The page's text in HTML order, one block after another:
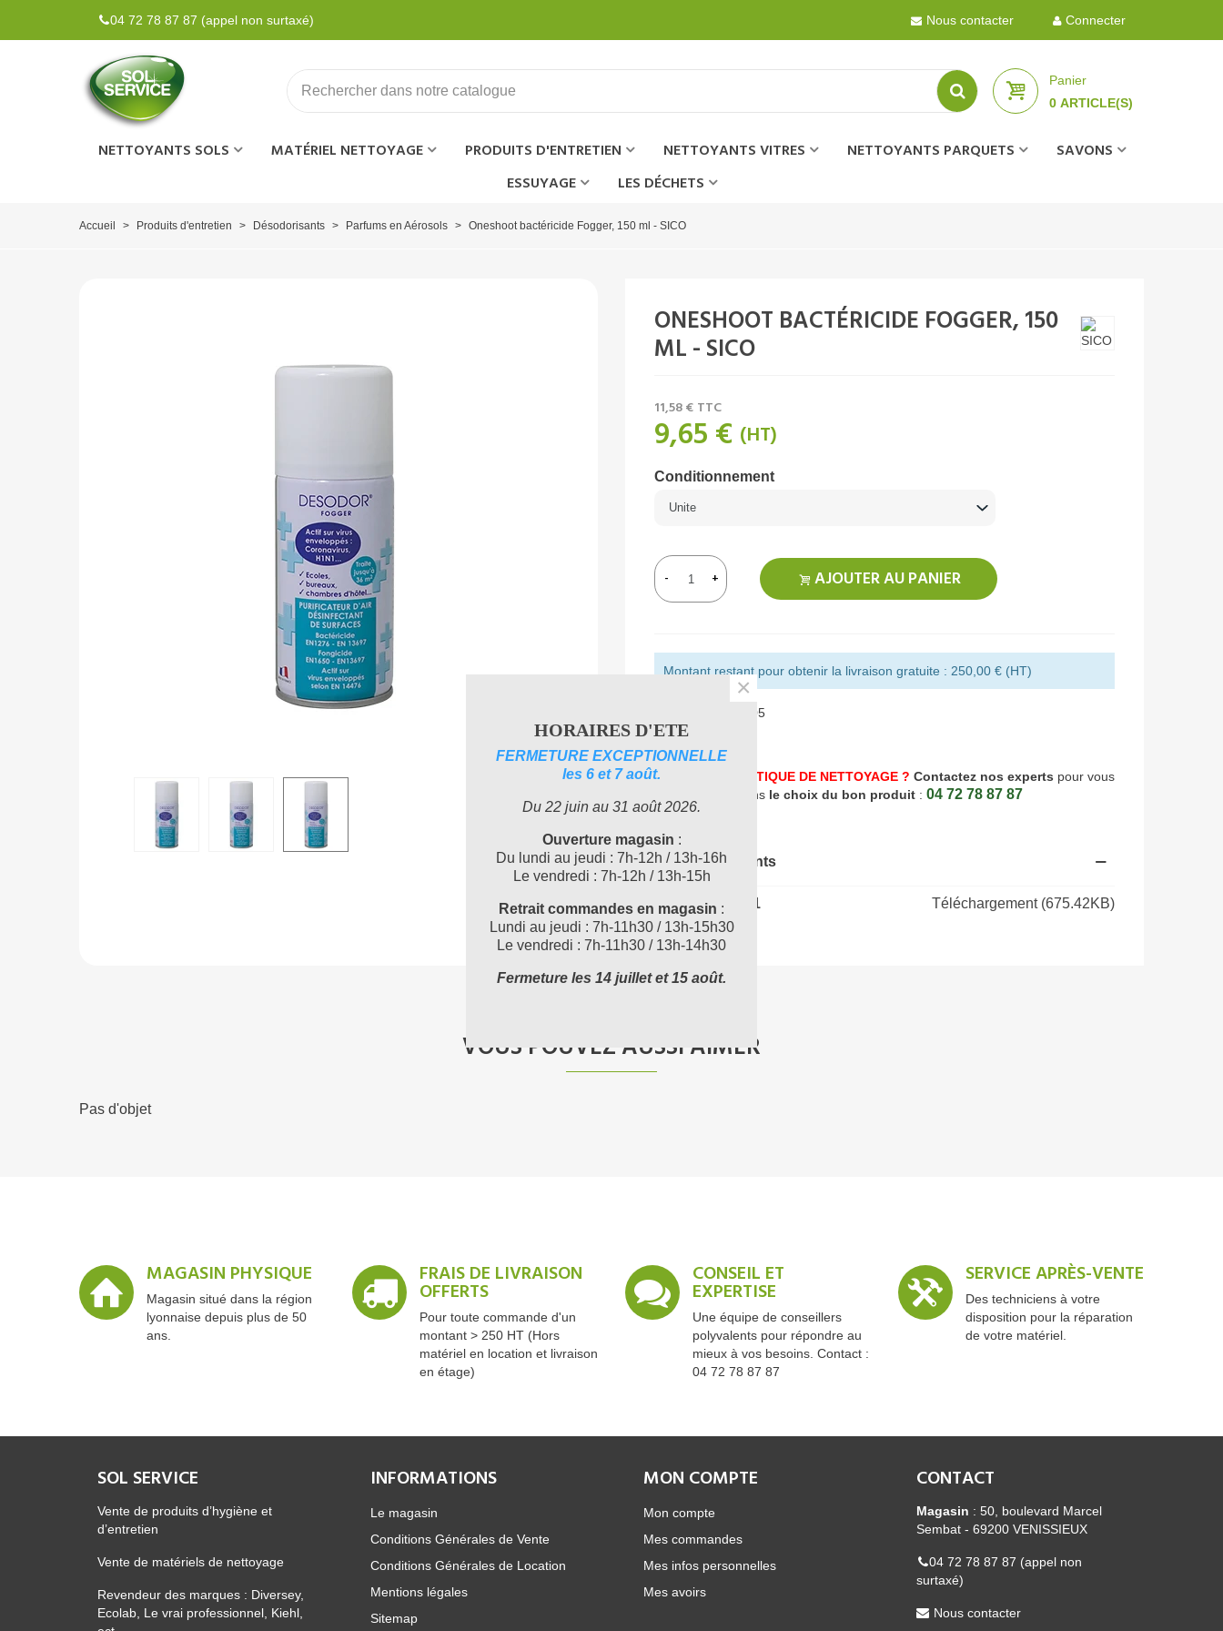
04 72 78 87 87 (appel non surtaxé) Nous contacter Connecter
Panier
0 ARTICLE(S)
NETTOYANTS SOLS MATÉRIEL NETTOYAGE PRODUITS D'ENTRETIEN NETTOYANTS VITRES NETTOYANTS PARQUETS
SAVONS
ESSUYAGE
LES DÉCHETS
Accueil > Produits d'entretien > Désodorisants > Parfums en Aérosols > Oneshoot bactéricide Fogger, 150 ml - SICO
ONESHOOT BACTÉRICIDE FOGGER, 150
ML - SICO
11,58 € TTC
9,65 € (HT)
Conditionnement
- + AJOUTER AU PANIER
Montant restant pour obtenir la livraison gratuite : 250,00 € (HT)
102605
Aimer
UNE PROBLEMATIQUE DE NETTOYAGE ? Contactez nos experts pour vous
accompagner dans le choix du bon produit : 04 72 78 87 87
Documents joints
102605_FT1 Téléchargement (675.42KB)
VOUS POUVEZ AUSSI AIMER
Pas d'objet
MAGASIN PHYSIQUE
Magasin situé dans la région
lyonnaise depuis plus de 50
ans.
FRAIS DE LIVRAISON
OFFERTS
Pour toute commande d'un
montant > 250 HT (Hors
matériel en location et livraison
en étage)
CONSEIL ET
EXPERTISE
Une équipe de conseillers
polyvalents pour répondre au
mieux à vos besoins. Contact :
04 72 78 87 87
SERVICE APRÈS-VENTE
Des techniciens à votre
disposition pour la réparation
de votre matériel.
INFORMATIONS
Le magasin
Conditions Générales de Vente
Conditions Générales de Location
Mentions légales
Sitemap
MON COMPTE
Mon compte
Mes commandes
Mes infos personnelles
Mes avoirs
SOL SERVICE
Vente de produits d’hygiène et
d’entretien
Vente de matériels de nettoyage
Revendeur des marques : Diversey,
Ecolab, Le vrai professionnel, Kiehl,
CONTACT
Magasin : 50, boulevard Marcel
Sembat - 69200 VENISSIEUX
04 72 78 87 87 (appel non
surtaxé)
Nous contacter
HORAIRES D'ETE
FERMETURE EXCEPTIONNELLE
les 6 et 7 août.
Du 22 juin au 31 août 2026.
Ouverture magasin :
Du lundi au jeudi : 7h-12h / 13h-16h
Le vendredi : 7h-12h / 13h-15h
Retrait commandes en magasin :
Lundi au jeudi : 7h-11h30 / 13h-15h30
Le vendredi : 7h-11h30 / 13h-14h30
Fermeture les 14 juillet et 15 août.
×